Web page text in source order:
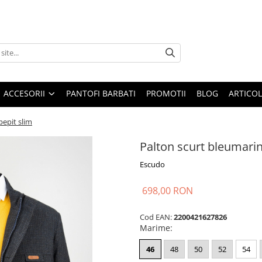
ACCESORII PANTOFI BARBATI PROMOTII BLOG
slim
Palton scurt
Escudo
698,00 RON
Cod EAN:2200421627826
Marime:
46 48 50 52 54